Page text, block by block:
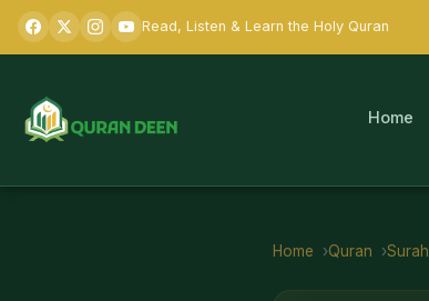
Read, Listen & Learn the Holy Quran
Home
Home Quran Surah